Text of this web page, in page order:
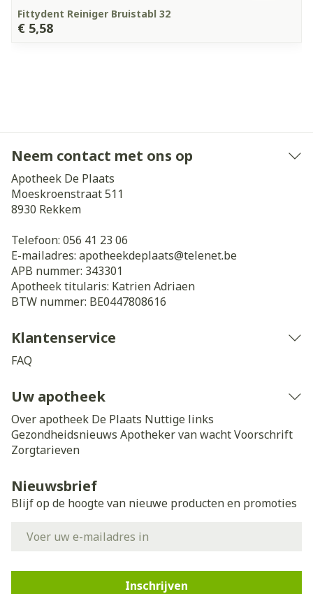
Fittydent Reiniger Bruistabl 32
€ 5,58
Neem contact met ons op
Apotheek De Plaats
Moeskroenstraat 511
8930 Rekkem
Telefoon: 056 41 23 06
E-mailadres: apotheekdeplaats@telenet.be
APB nummer: 343301
Apotheek titularis: Katrien Adriaen
BTW nummer: BE0447808616
Klantenservice
FAQ
Uw apotheek
Over apotheek De Plaats Nuttige links
Gezondheidsnieuws Apotheker van wachtVoorschrift
Zorgtarieven
Nieuwsbrief
Blijf op de hoogte van nieuwe producten en promoties
Inschrijven